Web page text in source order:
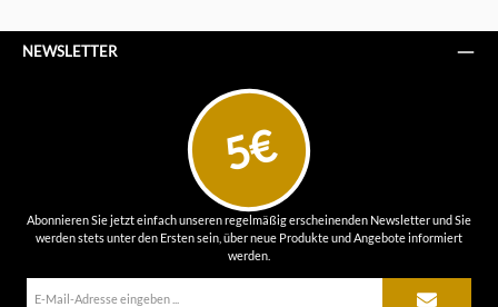
NEWSLETTER
5€
Abonnieren Sie jetzt einfach unseren regelmäßig erscheinenden Newsletter und Sie
werden stets unter den Ersten sein, über neue Produkte und Angebote informiert
werden.